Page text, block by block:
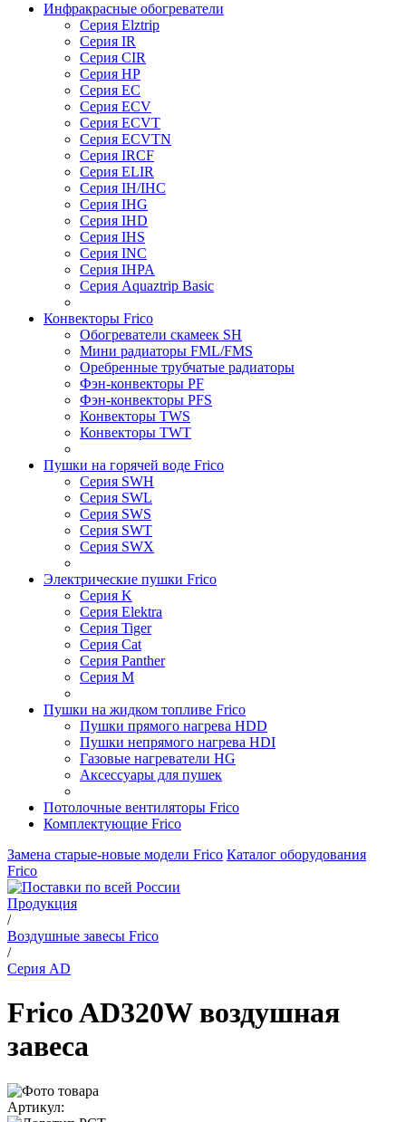
Инфракрасные обогреватели
Серия Elztrip
Серия IR
Серия CIR
Серия HP
Серия EC
Серия ECV
Серия ECVT
Серия ECVTN
Серия IRCF
Серия ELIR
Серия IH/IHC
Серия IHG
Серия IHD
Серия IHS
Серия INC
Серия IHPA
Серия Aquaztrip Basic
Конвекторы Frico
Обогреватели скамеек SH
Мини радиаторы FML/FMS
Оребренные трубчатые радиаторы
Фэн-конвекторы PF
Фэн-конвекторы PFS
Конвекторы TWS
Конвекторы TWT
Пушки на горячей воде Frico
Серия SWH
Серия SWL
Серия SWS
Серия SWT
Серия SWX
Электрические пушки Frico
Серия K
Серия Elektra
Серия Tiger
Серия Cat
Серия Panther
Серия M
Пушки на жидком топливе Frico
Пушки прямого нагрева HDD
Пушки непрямого нагрева HDI
Газовые нагреватели HG
Аксессуары для пушек
Потолочные вентиляторы Frico
Комплектующие Frico
Замена старые-новые модели Frico Каталог оборудования
Frico
Продукция
/
Воздушные завесы Frico
/
Серия AD
Frico AD320W воздушная
завеса
Артикул: